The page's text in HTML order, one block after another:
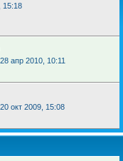
15:18
28 апр 2010, 10:11
20 окт 2009, 15:08